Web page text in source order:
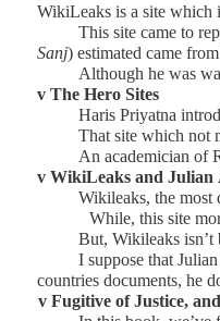
WikiLeaks is a site which
This site came to
Sanj)estimated came
Although he was
vThe Hero Sites
Haris Priyatna
That site which not
An academician of
vWikiLeaksand Julian
Wikileaks, the most
While, this site
But, Wikileaks isn’t
I suppose thatJulian
countries documents, he
vFugitive of Justice,